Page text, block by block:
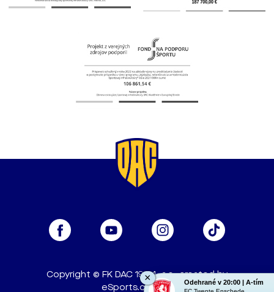
Copyright © FK DAC 1904, a.s., created by
eSports.cz, s.r.o.
× Odehrané v 20:00 | A-tím